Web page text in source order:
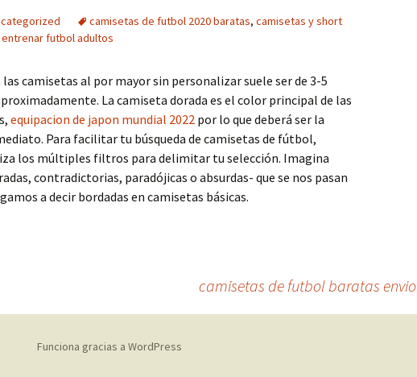
camisetas de futbol 2020 baratas, camisetas y short
futbol adultos
camisetas al por mayor sin personalizar suele ser de 3-5
La camiseta dorada es el color principal de las
equipacion de japon mundial 2022 por lo que deberá ser la
Para facilitar tu búsqueda de camisetas de fútbol,
los múltiples filtros para delimitar tu selección. Imagina
contradictorias, paradójicas o absurdas- que se nos pasan
a decir bordadas en camisetas básicas.
camisetas de futbol baratas
Funciona gracias a WordPress